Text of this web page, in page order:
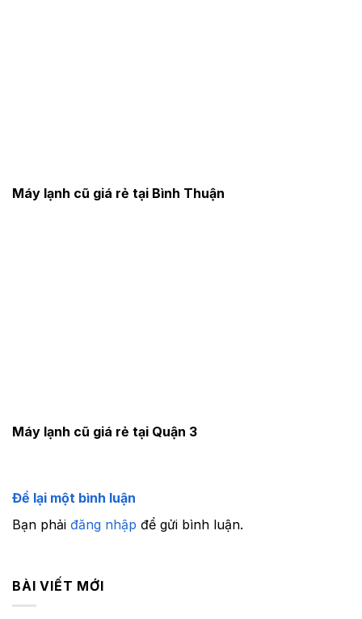
Máy lạnh cũ giá rẻ tại Bình Thuận
Máy lạnh cũ giá rẻ tại Quận 3
Để lại một bình luận
Bạn phải đăng nhập để gửi bình luận.
BÀI VIẾT MỚI